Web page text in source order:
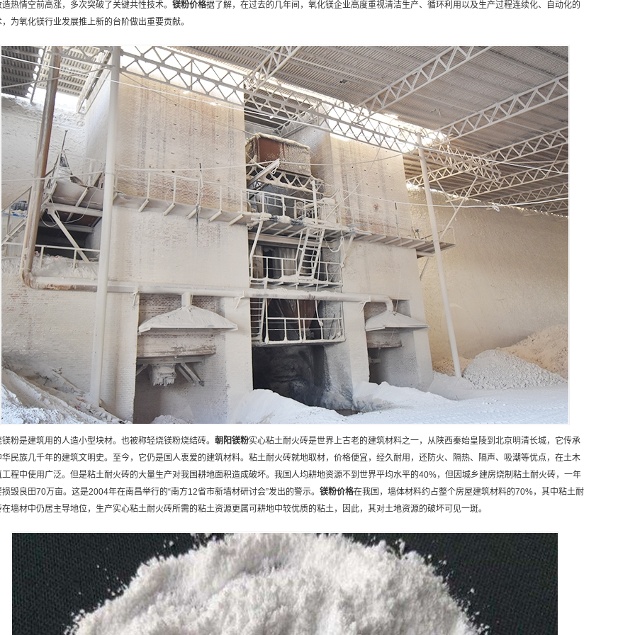
热情空前高涨，多次突破了关键共性技术。 镁粉价格据了解，在过去的几年间，氧化镁企业高度重视清洁生产、循环利用以及生产过程连续化、自动化的
，为氧化镁行业发展推上新的台阶做出重要贡献。
镁粉是建筑用的人造小型块材。也被称轻烧镁粉烧结砖。 朝阳镁粉实心粘土耐火砖是世界上古老的建筑材料之一，从陕西秦始皇陵到北京明清长城，它传承
华民族几千年的建筑文明史。至今，它仍是国人衷爱的建筑材料。粘土耐火砖就地取材，价格便宜，经久耐用，还防火、隔热、隔声、吸潮等优点，在土木
工程中使用广泛。但是粘土耐火砖的大量生产对我国耕地面积造成破坏。我国人均耕地资源不到世界平均水平的40%，但因城乡建房烧制粘土耐火砖，一年
损毁良田70万亩。这是2004年在南昌举行的“南方12省市新墙材研讨会”发出的警示。 镁粉价格在我国，墙体材料约占整个房屋建筑材料的70%，其中粘土耐
在墙材中仍居主导地位，生产实心粘土耐火砖所需的粘土资源更属可耕地中较优质的粘土，因此，其对土地资源的破坏可见一斑。